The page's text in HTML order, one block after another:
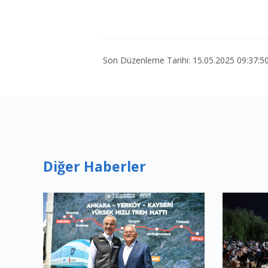
Son Düzenleme Tarihi: 15.05.2025
Diğer Haberler